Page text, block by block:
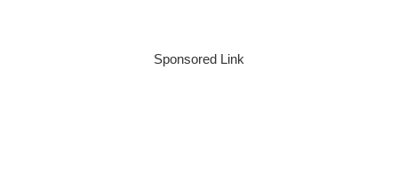
Sponsored Link